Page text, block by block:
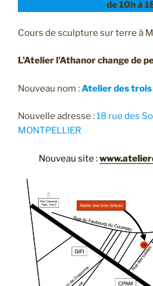
de 10h à
Cours de sculpture sur terre à
L’Atelier l’Athanor change de
Nouveau nom :Atelier des trois
Nouvelle adresse :18 rue des
MONTPELLIER
Nouveau site :